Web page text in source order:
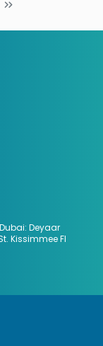
Deyaar
Kissimmee Fl